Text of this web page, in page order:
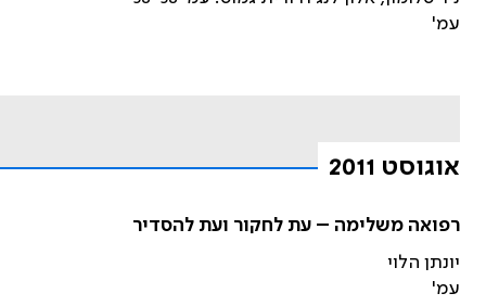
עמ'
אוגוסט 2011
רפואה משלימה – עת לחקור ועת להסדיר
יונתן הלוי
עמ'